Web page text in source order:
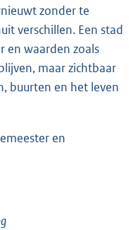
zonder te
verschillen. Een stad
en waarden zoals
maar zichtbaar
buurten en het leven
en